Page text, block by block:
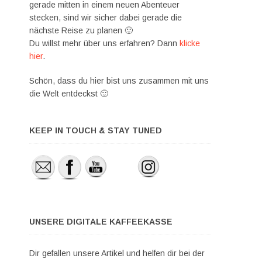
gerade mitten in einem neuen Abenteuer
stecken, sind wir sicher dabei gerade die
nächste Reise zu planen 🙂
Du willst mehr über uns erfahren? Dann klicke
hier.
Schön, dass du hier bist uns zusammen mit uns
die Welt entdeckst 🙂
KEEP IN TOUCH & STAY TUNED
UNSERE DIGITALE KAFFEEKASSE
Dir gefallen unsere Artikel und helfen dir bei der